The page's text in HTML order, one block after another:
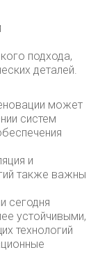
подхода,
деталей.
может
систем
и
также важны
сегодня
устойчивыми,
технологий